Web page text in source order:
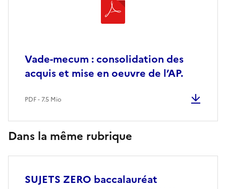
Vade-mecum : consolidation des
acquis et mise en oeuvre de l’AP.
PDF - 7.5 Mio
Dans la même rubrique
SUJETS ZERO baccalauréat